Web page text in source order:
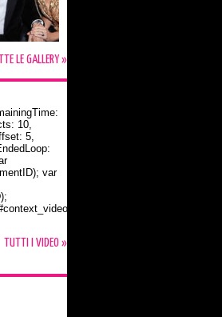
LE GALLERY »
a Flynn
10,
5,
var
TUTTI I VIDEO »